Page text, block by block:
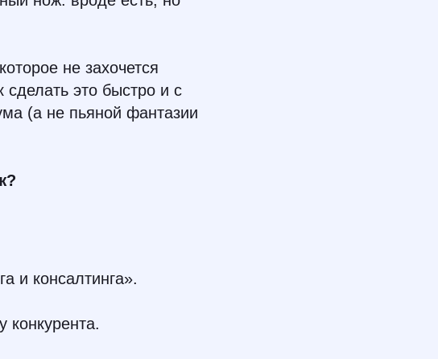
не захочется
сделать это быстро и с
(а не пьяной фантазии
и консалтинга».
конкурента.